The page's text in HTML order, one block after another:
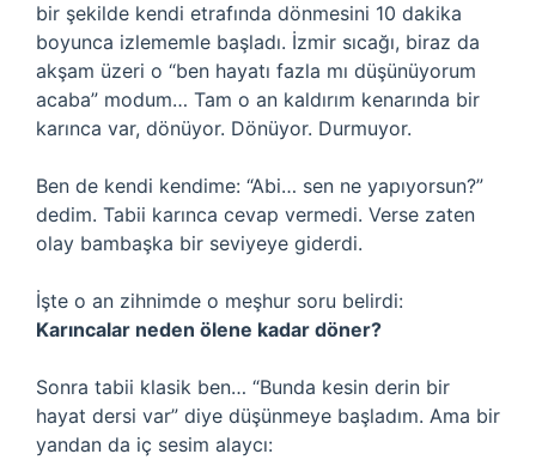
bir şekilde kendi etrafında dönmesini 10 dakika
boyunca izlememle başladı. İzmir sıcağı, biraz da
akşam üzeri o “ben hayatı fazla mı düşünüyorum
acaba” modum… Tam o an kaldırım kenarında bir
karınca var, dönüyor. Dönüyor. Durmuyor.
Ben de kendi kendime: “Abi… sen ne yapıyorsun?”
dedim. Tabii karınca cevap vermedi. Verse zaten
olay bambaşka bir seviyeye giderdi.
İşte o an zihnimde o meşhur soru belirdi:
Karıncalar neden ölene kadar döner?
Sonra tabii klasik ben… “Bunda kesin derin bir
hayat dersi var” diye düşünmeye başladım. Ama bir
yandan da iç sesim alaycı: